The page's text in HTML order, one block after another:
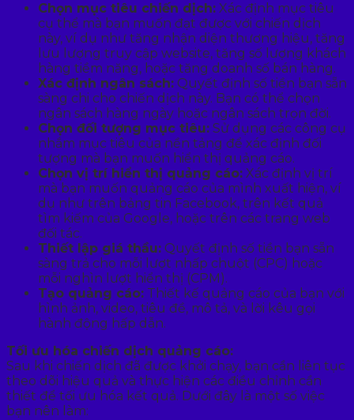
Chọn mục tiêu chiến dịch: Xác định mục tiêu
cụ thể mà bạn muốn đạt được với chiến dịch
này, ví dụ như tăng nhận diện thương hiệu, tăng
lưu lượng truy cập website, tăng số lượng khách
hàng tiềm năng, hoặc tăng doanh số bán hàng.
Xác định ngân sách: Quyết định số tiền bạn sẵn
sàng chi cho chiến dịch này. Bạn có thể chọn
ngân sách hàng ngày hoặc ngân sách trọn đời.
Chọn đối tượng mục tiêu: Sử dụng các công cụ
nhắm mục tiêu của nền tảng để xác định đối
tượng mà bạn muốn hiển thị quảng cáo.
Chọn vị trí hiển thị quảng cáo: Xác định vị trí
mà bạn muốn quảng cáo của mình xuất hiện, ví
dụ như trên bảng tin Facebook, trên kết quả
tìm kiếm của Google, hoặc trên các trang web
đối tác.
Thiết lập giá thầu: Quyết định số tiền bạn sẵn
sàng trả cho mỗi lượt nhấp chuột (CPC) hoặc
mỗi nghìn lượt hiển thị (CPM).
Tạo quảng cáo: Thiết kế quảng cáo của bạn với
hình ảnh, video, tiêu đề, mô tả, và lời kêu gọi
hành động hấp dẫn.
Tối ưu hóa chiến dịch quảng cáo:
Sau khi chiến dịch đã được khởi chạy, bạn cần liên tục
theo dõi hiệu quả và thực hiện các điều chỉnh cần
thiết để tối ưu hóa kết quả. Dưới đây là một số việc
bạn nên làm: